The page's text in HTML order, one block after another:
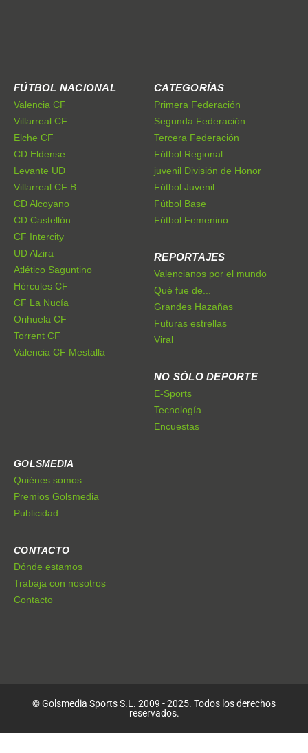
FÚTBOL NACIONAL
Valencia CF
Villarreal CF
Elche CF
CD Eldense
Levante UD
Villarreal CF B
CD Alcoyano
CD Castellón
CF Intercity
UD Alzira
Atlético Saguntino
Hércules CF
CF La Nucía
Orihuela CF
Torrent CF
Valencia CF Mestalla
CATEGORÍAS
Primera Federación
Segunda Federación
Tercera Federación
Fútbol Regional
juvenil División de Honor
Fútbol Juvenil
Fútbol Base
Fútbol Femenino
REPORTAJES
Valencianos por el mundo
Qué fue de...
Grandes Hazañas
Futuras estrellas
Viral
NO SÓLO DEPORTE
E-Sports
Tecnología
Encuestas
GOLSMEDIA
Quiénes somos
Premios Golsmedia
Publicidad
CONTACTO
Dónde estamos
Trabaja con nosotros
Contacto
© Golsmedia Sports S.L. 2009 - 2025. Todos los derechos
reservados.